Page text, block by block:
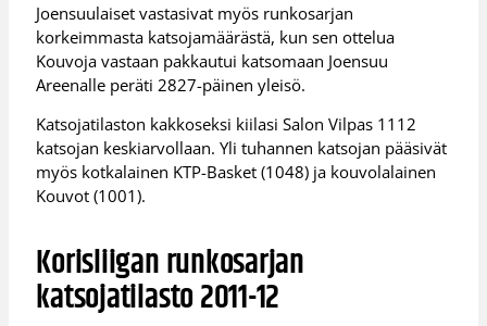
Joensuulaiset vastasivat myös runkosarjan
korkeimmasta katsojamäärästä, kun sen ottelua
Kouvoja vastaan pakkautui katsomaan Joensuu
Areenalle peräti 2827-päinen yleisö.
Katsojatilaston kakkoseksi kiilasi Salon Vilpas 1112
katsojan keskiarvollaan. Yli tuhannen katsojan pääsivät
myös kotkalainen KTP-Basket (1048) ja kouvolalainen
Kouvot (1001).
Korisliigan runkosarjan
katsojatilasto 2011-12